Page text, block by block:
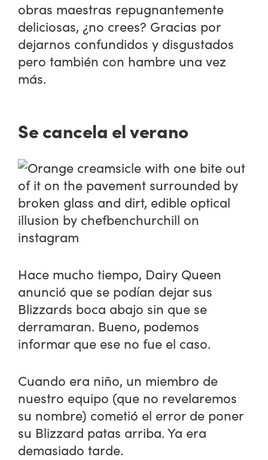
obras maestras repugnantemente
deliciosas, ¿no crees? Gracias por
dejarnos confundidos y disgustados
pero también con hambre una vez
más.
Se cancela el verano
Hace mucho tiempo, Dairy Queen
anunció que se podían dejar sus
Blizzards boca abajo sin que se
derramaran. Bueno, podemos
informar que ese no fue el caso.
Cuando era niño, un miembro de
nuestro equipo (que no revelaremos
su nombre) cometió el error de poner
su Blizzard patas arriba. Ya era
demasiado tarde.